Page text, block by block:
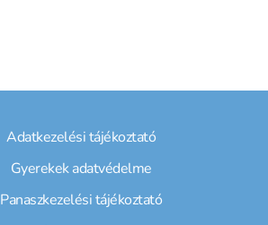
Adatkezelési tájékoztató
Gyerekek adatvédelme
Panaszkezelési tájékoztató